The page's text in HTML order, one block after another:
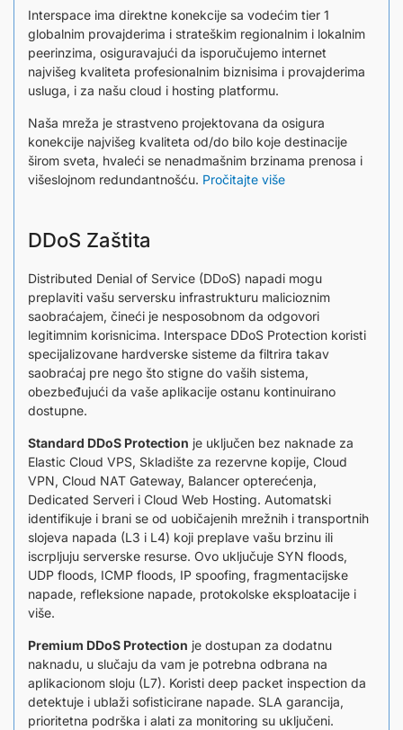
Interspace ima direktne konekcije sa vodećim tier 1
globalnim provajderima i strateškim regionalnim i lokalnim
peerinzima, osiguravajući da isporučujemo internet
najvišeg kvaliteta profesionalnim biznisima i provajderima
usluga, i za našu cloud i hosting platformu.
Naša mreža je strastveno projektovana da osigura
konekcije najvišeg kvaliteta od/do bilo koje destinacije
širom sveta, hvaleći se nenadmašnim brzinama prenosa i
višeslojnom redundantnošću. Pročitajte više
DDoS Zaštita
Distributed Denial of Service (DDoS) napadi mogu
preplaviti vašu serversku infrastrukturu malicioznim
saobraćajem, čineći je nesposobnom da odgovori
legitimnim korisnicima. Interspace DDoS Protection koristi
specijalizovane hardverske sisteme da filtrira takav
saobraćaj pre nego što stigne do vaših sistema,
obezbeđujući da vaše aplikacije ostanu kontinuirano
dostupne.
Standard DDoS Protection je uključen bez naknade za
Elastic Cloud VPS, Skladište za rezervne kopije, Cloud
VPN, Cloud NAT Gateway, Balancer opterećenja,
Dedicated Serveri i Cloud Web Hosting. Automatski
identifikuje i brani se od uobičajenih mrežnih i transportnih
slojeva napada (L3 i L4) koji preplave vašu brzinu ili
iscrpljuju serverske resurse. Ovo uključuje SYN floods,
UDP floods, ICMP floods, IP spoofing, fragmentacijske
napade, refleksione napade, protokolske eksploatacije i
više.
Premium DDoS Protection je dostupan za dodatnu
naknadu, u slučaju da vam je potrebna odbrana na
aplikacionom sloju (L7). Koristi deep packet inspection da
detektuje i ublaži sofisticirane napade. SLA garancija,
prioritetna podrška i alati za monitoring su uključeni.